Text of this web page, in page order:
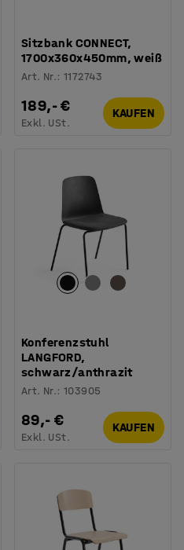
Sitzbank CONNECT,
1700x360x450mm, weiß
Art. Nr.:1172743
189,- €
Exkl. USt.
KAUFEN
Konferenzstuhl
LANGFORD,
schwarz/anthrazit
Art. Nr.:103905
89,- €
Exkl. USt.
KAUFEN